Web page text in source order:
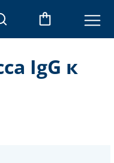
IgG к